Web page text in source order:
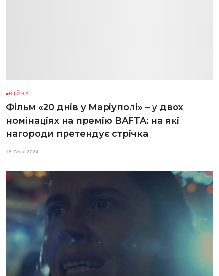
ВІЙНА
Фільм «20 днів у Маріуполі» – у двох
номінаціях на премію BAFTA: на які
нагороди претендує стрічка
18 Січня 2024